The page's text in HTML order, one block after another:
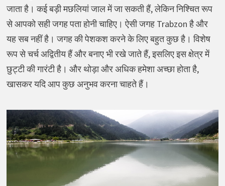
जाता है। कई बड़ी मछलियां जाल में जा सकती हैं, लेकिन निश्चित रूप
से आपको सही जगह पता होनी चाहिए। ऐसी जगह Trabzon है और
यह सब नहीं है। जगह की पेशकश करने के लिए बहुत कुछ है। विशेष
रूप से चर्च अद्वितीय हैं और बनाए भी रखे जाते हैं, इसलिए इस क्षेत्र में
छुट्टी की गारंटी है। और थोड़ा और अधिक हमेशा अच्छा होता है,
खासकर यदि आप कुछ अनुभव करना चाहते हैं।